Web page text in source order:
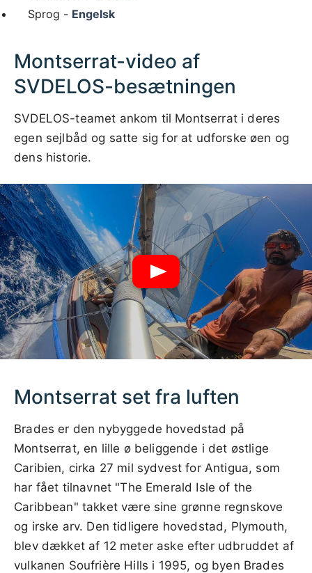
Sprog - Engelsk
Montserrat-video af
SVDELOS-besætningen
SVDELOS-teamet ankom til Montserrat i deres
egen sejlbåd og satte sig for at udforske øen og
dens historie.
Montserrat set fra luften
Brades er den nybyggede hovedstad på
Montserrat, en lille ø beliggende i det østlige
Caribien, cirka 27 mil sydvest for Antigua, som
har fået tilnavnet "The Emerald Isle of the
Caribbean" takket være sine grønne regnskove
og irske arv. Den tidligere hovedstad, Plymouth,
blev dækket af 12 meter aske efter udbruddet af
vulkanen Soufrière Hills i 1995, og byen Brades